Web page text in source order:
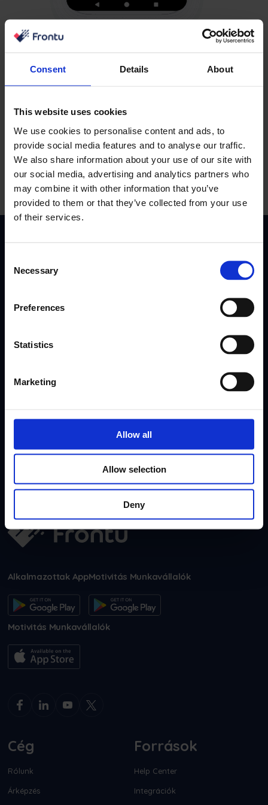
Consent Details About
This website uses cookies
We use cookies to personalise content and ads, to
provide social media features and to analyse our traffic.
We also share information about your use of our site with
our social media, advertising and analytics partners who
may combine it with other information that you’ve
provided to them or that they’ve collected from your use
of their services.
Selection
Necessary
Preferences
Statistics
Marketing
Allow all
Allow selection
Deny
adatszinkronizálás
biztonságos, automatizált SPIS-kapcsolaton keresztül.
Csatlakozzon 10,000+ FSM vezetőhöz. Iratkozzon fel
esettanulmányokat, sikertörténeteket és
Alkalmazottak AppMotivitás Munkavállalók
Motivitás Munkavállalók
Cég
Rólunk
Árképzés
Források
Help Center
Integrációk